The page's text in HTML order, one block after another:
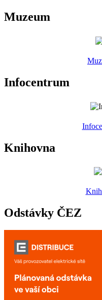
Muzeum
Infocentrum
Knihovna
Odstávky ČEZ